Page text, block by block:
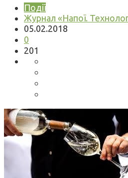
Події
Журнал «Напої.
05.02.2018
0
201